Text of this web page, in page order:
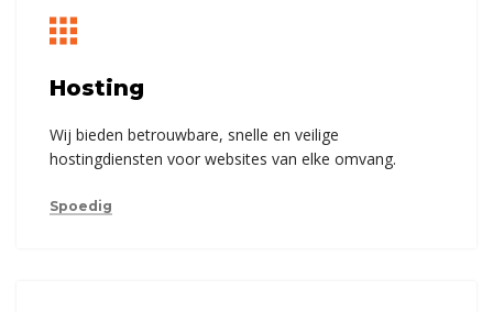
Hosting
Wij bieden betrouwbare, snelle en veilige
hostingdiensten voor websites van elke omvang.
Spoedig